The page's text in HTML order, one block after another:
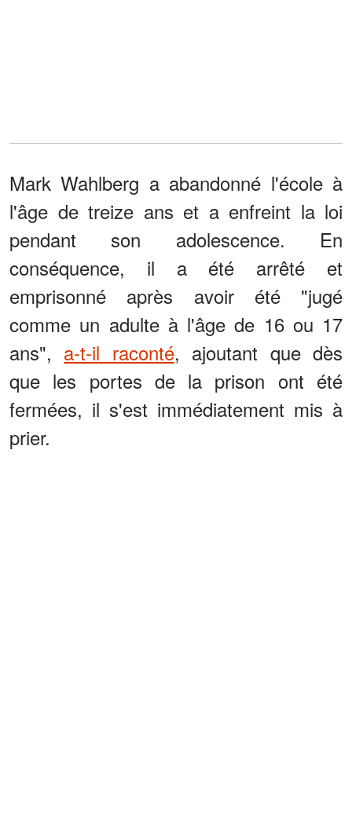
Mark Wahlberg a abandonné l'école à
l'âge de treize ans et a enfreint la loi
pendant son adolescence. En
conséquence, il a été arrêté et
emprisonné après avoir été "jugé
comme un adulte à l'âge de 16 ou 17
ans", a-t-il raconté, ajoutant que dès
que les portes de la prison ont été
fermées, il s'est immédiatement mis à
prier.